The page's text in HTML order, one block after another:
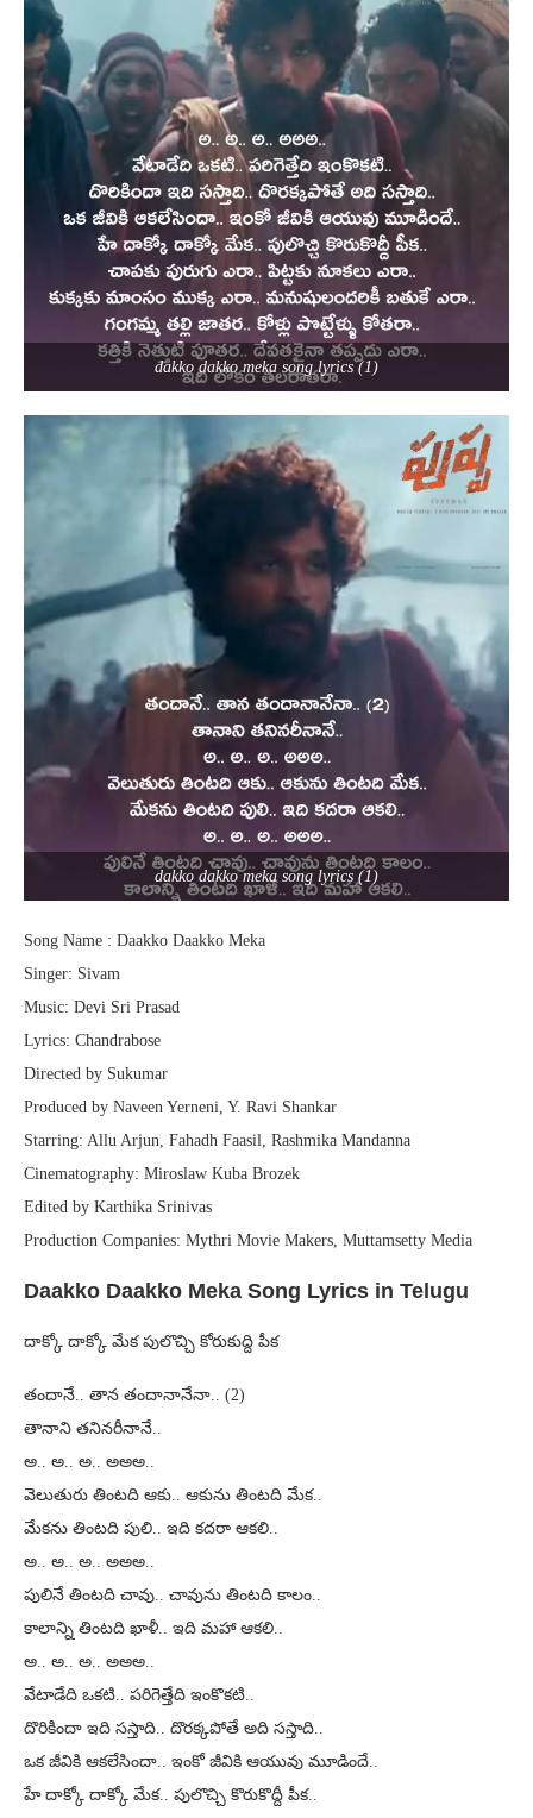
dakko dakko meka song lyrics (1)
dakko dakko meka song lyrics (1)
Song Name : Daakko Daakko Meka
Singer: Sivam
Music: Devi Sri Prasad
Lyrics: Chandrabose
Directed by Sukumar
Produced by Naveen Yerneni, Y. Ravi Shankar
Starring: Allu Arjun, Fahadh Faasil, Rashmika Mandanna
Cinematography: Miroslaw Kuba Brozek
Edited by Karthika Srinivas
Production Companies: Mythri Movie Makers, Muttamsetty Media
Daakko Daakko Meka Song Lyrics in Telugu
దాక్కో దాక్కో మేక పులొచ్చి కోరుకుద్ది పీక
తందానే.. తాన తందానానేనా.. (2)
తానాని తనినరీనానే..
అ.. అ.. అ.. అఅఅ..
వెలుతురు తింటది ఆకు.. ఆకును తింటది మేక..
మేకను తింటది పులి.. ఇది కదరా ఆకలి..
అ.. అ.. అ.. అఅఅ..
పులినే తింటది చావు.. చావును తింటది కాలం..
కాలాన్ని తింటది ఖాళీ.. ఇది మహా ఆకలి..
అ.. అ.. అ.. అఅఅ..
వేటాడేది ఒకటి.. పరిగెత్తేది ఇంకొకటి..
దొరికిందా ఇది సస్తాది.. దొరక్కపోతే అది సస్తాది..
ఒక జీవికి ఆకలేసిందా.. ఇంకో జీవికి ఆయువు మూడిందే..
హే దాక్కో దాక్కో మేక.. పులొచ్చి కొరుకొద్దీ పీక..